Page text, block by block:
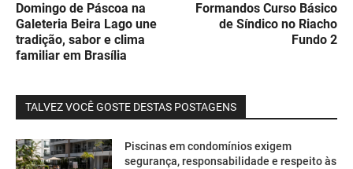
Domingo de Páscoa na
Galeteria Beira Lago une
tradição, sabor e clima
familiar em Brasília
Formandos Curso Básico
de Síndico no Riacho
Fundo 2
TALVEZ VOCÊ GOSTE DESTAS POSTAGENS
Piscinas em condomínios exigem
segurança, responsabilidade e respeito às